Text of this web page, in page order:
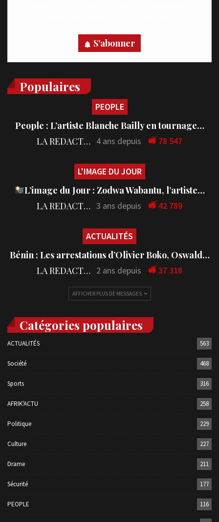
S'abonner
Populaires
PEOPLE
People : L’artiste Blanche Bailly en tournage…
LA REDACTION 4 ans depuis 78 547
L'IMAGE DU JOUR
L’image du Jour : Zodwa Wabantu, l’artiste…
LA REDACTION 3 ans depuis 42 789
ACTUALITÉS
Bénin : Les arrestations d’Olivier Boko, Oswald…
LA REDACTION 2 ans depuis 37 318
AFFICHER PLUS DE MESSAGES
Catégories populaires
ACTUALITÉS 563
Société 468
Sports 316
AFRIK'ACTU 258
Politique 229
Culture 227
Drame 211
Sécurité 177
PEOPLE 116